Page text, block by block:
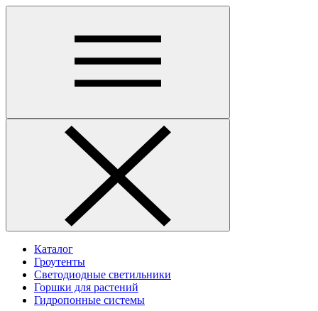
Каталог
Гроутенты
Светодиодные светильники
Горшки для растений
Гидропонные системы